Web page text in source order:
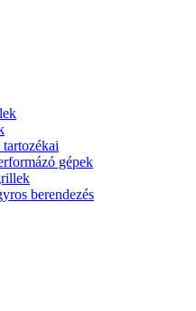
gépek
berendezés